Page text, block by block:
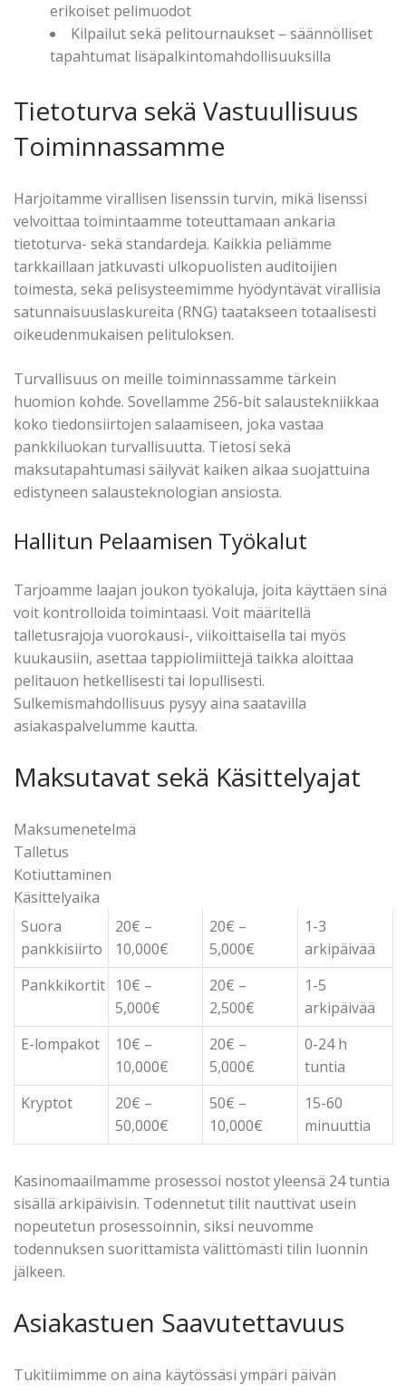
erikoiset pelimuodot
Kilpailut sekä pelitournaukset – säännölliset
tapahtumat lisäpalkintomahdollisuuksilla
Tietoturva sekä Vastuullisuus
Toiminnassamme
Harjoitamme virallisen lisenssin turvin, mikä lisenssi
velvoittaa toimintaamme toteuttamaan ankaria
tietoturva- sekä standardeja. Kaikkia peliämme
tarkkaillaan jatkuvasti ulkopuolisten auditoijien
toimesta, sekä pelisysteemimme hyödyntävät virallisia
satunnaisuuslaskureita (RNG) taatakseen totaalisesti
oikeudenmukaisen pelituloksen.
Turvallisuus on meille toiminnassamme tärkein
huomion kohde. Sovellamme 256-bit salaustekniikkaa
koko tiedonsiirtojen salaamiseen, joka vastaa
pankkiluokan turvallisuutta. Tietosi sekä
maksutapahtumasi säilyvät kaiken aikaa suojattuina
edistyneen salausteknologian ansiosta.
Hallitun Pelaamisen Työkalut
Tarjoamme laajan joukon työkaluja, joita käyttäen sinä
voit kontrolloida toimintaasi. Voit määritellä
talletusrajoja vuorokausi-, viikoittaisella tai myös
kuukausiin, asettaa tappiolimiittejä taikka aloittaa
pelitauon hetkellisesti tai lopullisesti.
Sulkemismahdollisuus pysyy aina saatavilla
asiakaspalvelumme kautta.
Maksutavat sekä Käsittelyajat
Maksumenetelmä
Talletus
Kotiuttaminen
Käsittelyaika
Suora
pankkisiirto
20€ –
10,000€
20€ –
5,000€
1-3
arkipäivää
Pankkikortit 10€ –
5,000€
20€ –
2,500€
1-5
arkipäivää
E-lompakot
10€ –
10,000€
20€ –
5,000€
0-24 h
tuntia
Kryptot
20€ –
50,000€
50€ –
10,000€
15-60
minuuttia
Kasinomaailmamme prosessoi nostot yleensä 24 tuntia
sisällä arkipäivisin. Todennetut tilit nauttivat usein
nopeutetun prosessoinnin, siksi neuvomme
todennuksen suorittamista välittömästi tilin luonnin
jälkeen.
Asiakastuen Saavutettavuus
Tukitiimimme on aina käytössäsi ympäri päivän